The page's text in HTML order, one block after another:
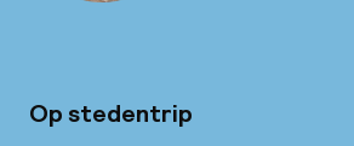
Op stedentrip